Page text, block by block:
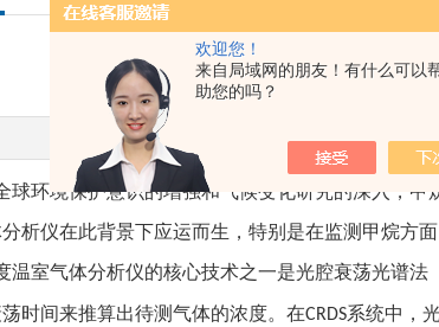
欢迎您！
来自局域网的朋友！有什么可以
助您的吗？
高精度温室气体分析仪在
更新时间：2025-
球环境保护意识的增强和气候变化研究的深入，
析仪在此背景下应运而生，特别是在监测甲烷方
温室气体分析仪的核心技术之一是光腔衰荡光谱法
时间来推算出待测气体的浓度。在CRDS系统中，